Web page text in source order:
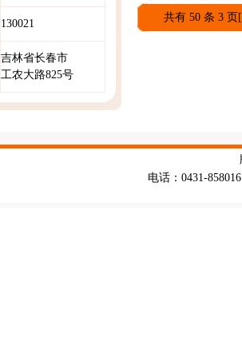
130021
吉林省长春市
工农大路825号
共有 50 条 3
电话：0431-